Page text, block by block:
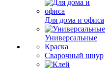
Для дома и офиса
Универсальные
Краска
Сварочный шнур